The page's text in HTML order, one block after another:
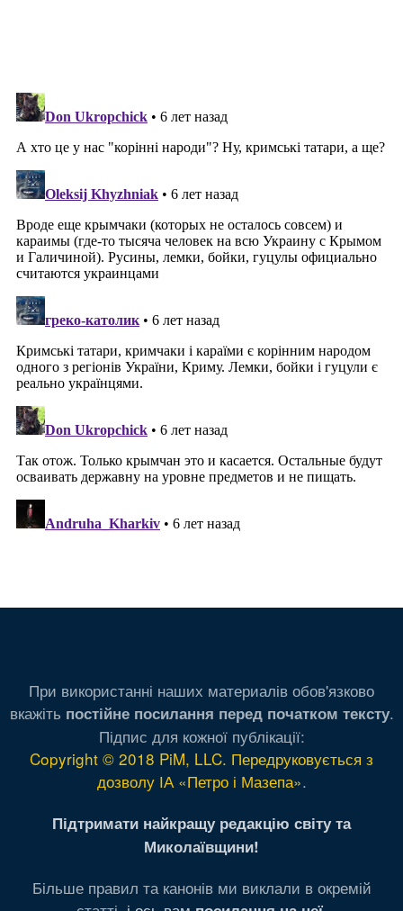
При використанні наших материалів обов'язково
вкажіть постійне посилання перед початком тексту.
Підпис для кожної публікації:
Copyright © 2018 PiM, LLC. Передруковується з
дозволу ІА «Петро і Мазепа».
Підтримати найкращу редакцію світу та
Миколаївщини!
Більше правил та канонів ми виклали в окремій